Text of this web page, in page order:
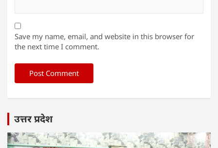
Save my name, email, and website in this browser for
the next time I comment.
उत्तर प्रदेश